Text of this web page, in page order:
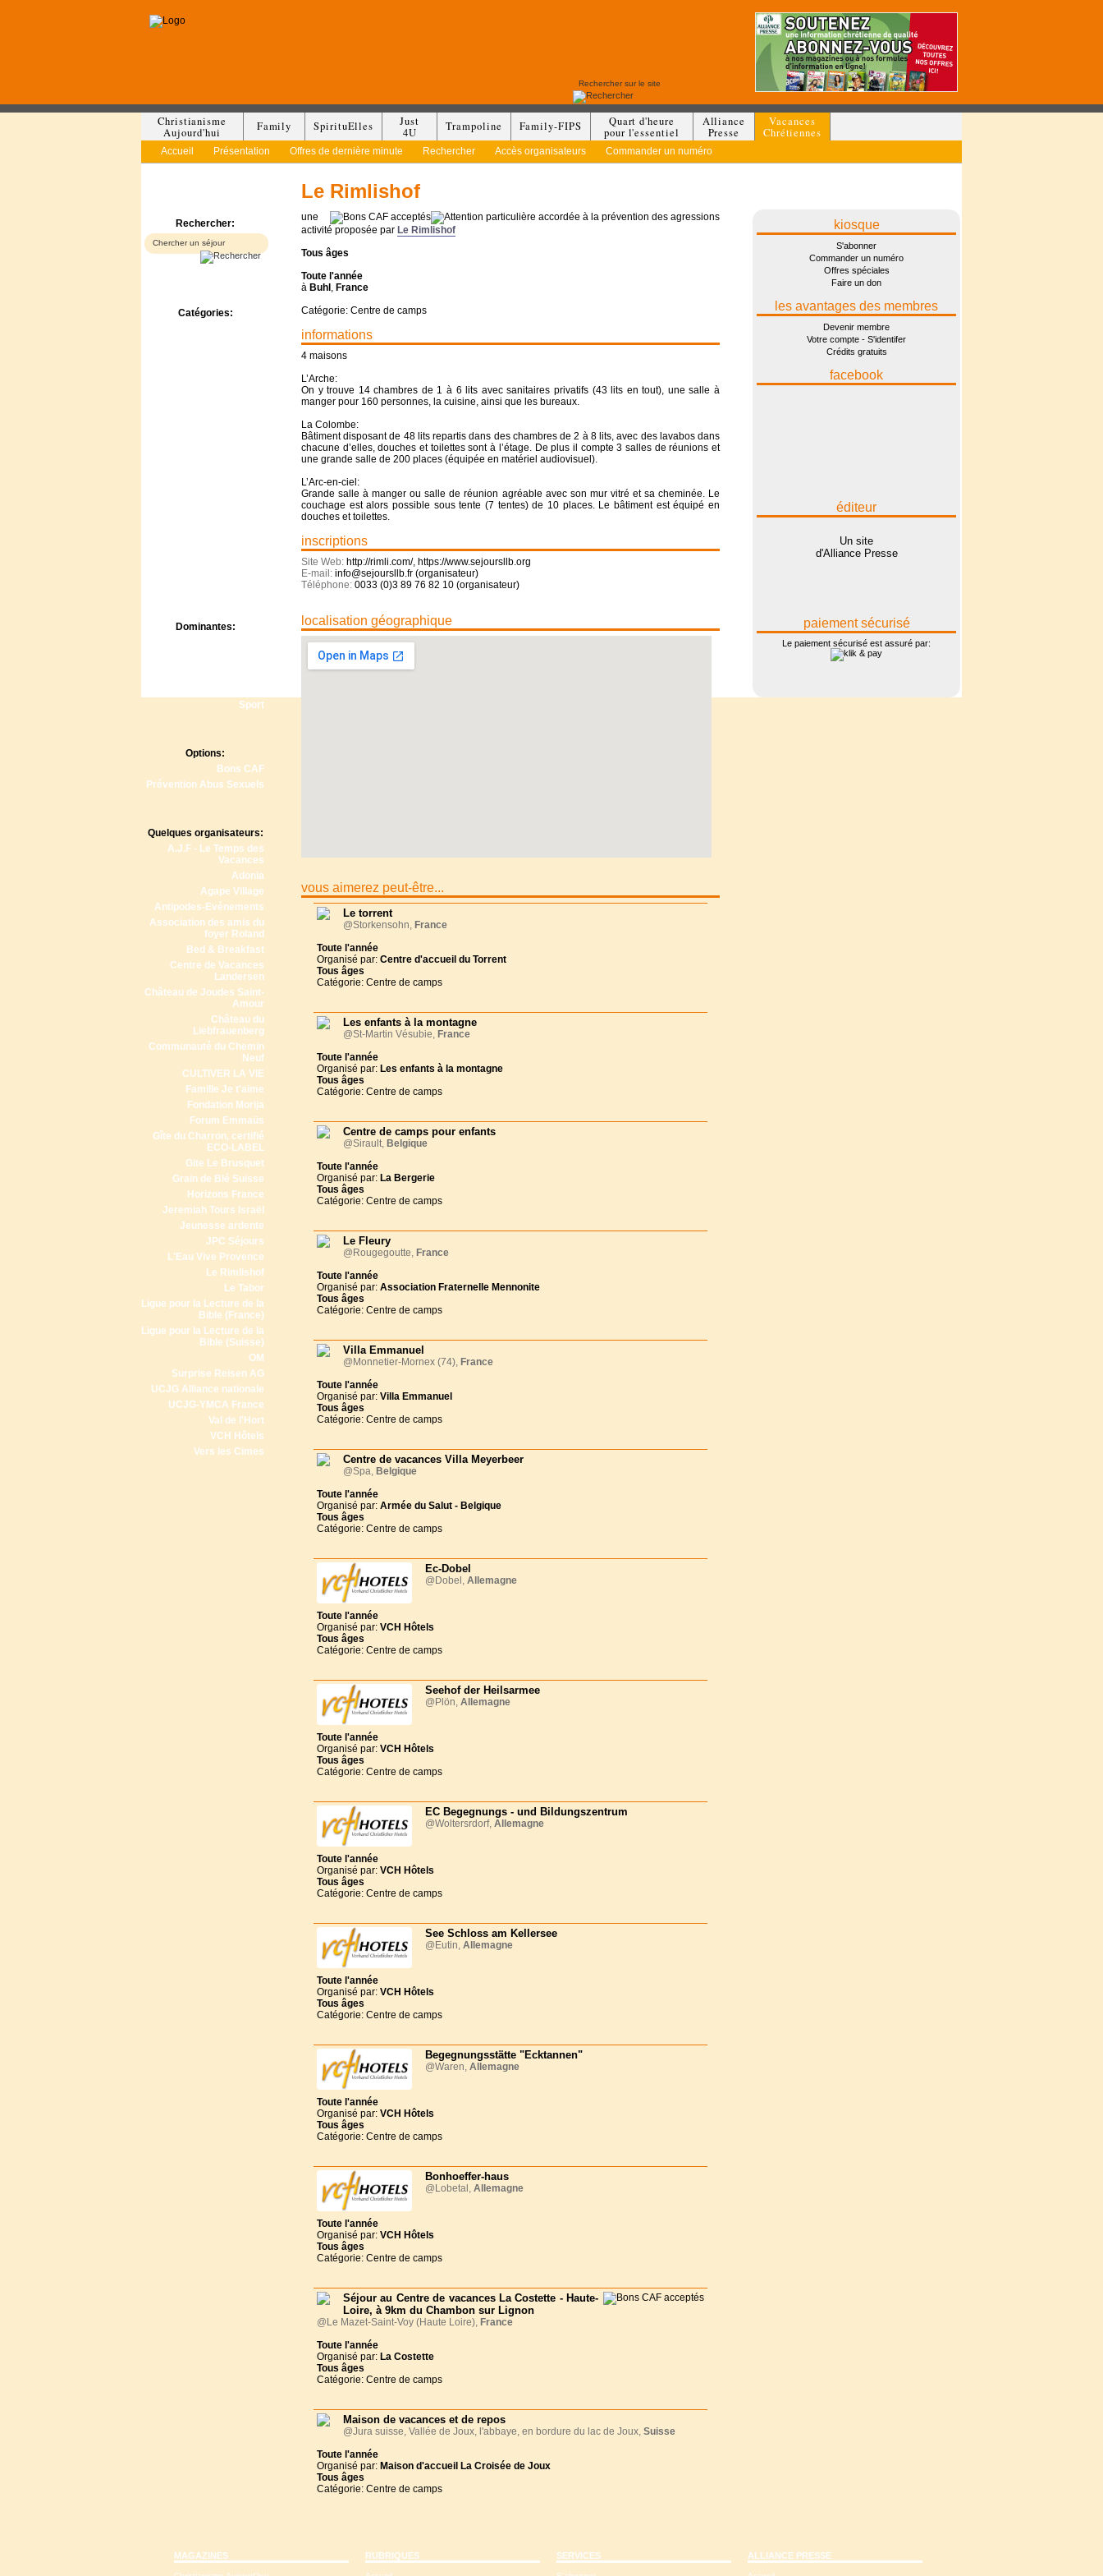
Christianisme
Aujourd'hui
Family SpirituElles
Just
4U
Trampoline Family-FIPS
Quart d'heure
pour l'essentiel
Alliance
Presse
Vacances
Chrétiennes
Accueil Présentation Offres de dernière minute Rechercher Accès organisateurs Commander un numéro
Rechercher:
Catégories:
Dominantes:
Sport
Options:
Bons CAF
Prévention Abus Sexuels
Quelques organisateurs:
A.J.F - Le Temps des
Vacances
Adonia
Agape Village
Antipodes-Evénements
Association des amis du
foyer Roland
Bed & Breakfast
Centre de Vacances
Landersen
Château de Joudes Saint-
Amour
Château du
Liebfrauenberg
Communauté du Chemin
Neuf
CULTIVER LA VIE
Famille Je t'aime
Fondation Morija
Forum Emmaüs
Gîte du Charron, certifié
ECO-LABEL
Gite Le Brusquet
Grain de Blé Suisse
Horizons France
Jeremiah Tours Israël
Jeunesse ardente
JPC Séjours
L'Eau Vive Provence
Le Rimlishof
Le Tabor
Ligue pour la Lecture de la
Bible (France)
Ligue pour la Lecture de la
Bible (Suisse)
OM
Surprise Reisen AG
UCJG Alliance nationale
UCJG-YMCA France
Val de l'Hort
VCH Hôtels
Vers les Cimes
Le Rimlishof
une
activité proposée par Le Rimlishof
Tous âges
Toute l'année
à Buhl , France
Catégorie: Centre de camps
informations
4 maisons
L’Arche:
On y trouve 14 chambres de 1 à 6 lits avec sanitaires privatifs (43 lits en tout), une salle à
manger pour 160 personnes, la cuisine, ainsi que les bureaux.
La Colombe:
Bâtiment disposant de 48 lits repartis dans des chambres de 2 à 8 lits, avec des lavabos dans
chacune d’elles, douches et toilettes sont à l’étage. De plus il compte 3 salles de réunions et
une grande salle de 200 places (équipée en matériel audiovisuel).
L’Arc-en-ciel:
Grande salle à manger ou salle de réunion agréable avec son mur vitré et sa cheminée. Le
couchage est alors possible sous tente (7 tentes) de 10 places. Le bâtiment est équipé en
douches et toilettes.
inscriptions
Site Web: http://rimli.com/, https://www.sejoursllb.org
E-mail: info@sejoursllb.fr (organisateur)
Téléphone: 0033 (0)3 89 76 82 10 (organisateur)
localisation géographique
vous aimerez peut-être...
Le torrent
@Storkensohn, France
Toute l'année
Organisé par: Centre d'accueil du Torrent
Tous âges
Catégorie: Centre de camps
Les enfants à la montagne
@St-Martin Vésubie, France
Toute l'année
Organisé par: Les enfants à la montagne
Tous âges
Catégorie: Centre de camps
Centre de camps pour enfants
@Sirault, Belgique
Toute l'année
Organisé par: La Bergerie
Tous âges
Catégorie: Centre de camps
Le Fleury
@Rougegoutte, France
Toute l'année
Organisé par: Association Fraternelle Mennonite
Tous âges
Catégorie: Centre de camps
Villa Emmanuel
@Monnetier-Mornex (74), France
Toute l'année
Organisé par: Villa Emmanuel
Tous âges
Catégorie: Centre de camps
Centre de vacances Villa Meyerbeer
@Spa, Belgique
Toute l'année
Organisé par: Armée du Salut - Belgique
Tous âges
Catégorie: Centre de camps
Ec-Dobel
@Dobel,Allemagne
Toute l'année
Organisé par: VCH Hôtels
Tous âges
Catégorie: Centre de camps
Seehof der Heilsarmee
@Plön,Allemagne
Toute l'année
Organisé par: VCH Hôtels
Tous âges
Catégorie: Centre de camps
EC Begegnungs - und Bildungszentrum
@Woltersrdorf,Allemagne
Toute l'année
Organisé par: VCH Hôtels
Tous âges
Catégorie: Centre de camps
See Schloss am Kellersee
@Eutin,Allemagne
Toute l'année
Organisé par: VCH Hôtels
Tous âges
Catégorie: Centre de camps
Begegnungsstätte "Ecktannen"
@Waren,Allemagne
Toute l'année
Organisé par: VCH Hôtels
Tous âges
Catégorie: Centre de camps
Bonhoeffer-haus
@Lobetal,Allemagne
Toute l'année
Organisé par: VCH Hôtels
Tous âges
Catégorie: Centre de camps
Séjour au Centre de vacances La Costette - Haute-
Loire, à 9km du Chambon sur Lignon
@Le Mazet-Saint-Voy (Haute Loire), France
Toute l'année
Organisé par: La Costette
Tous âges
Catégorie: Centre de camps
Maison de vacances et de repos
@Jura suisse, Vallée de Joux, l'abbaye, en bordure du lac de Joux, Suisse
Toute l'année
Organisé par: Maison d'accueil La Croisée de Joux
Tous âges
Catégorie: Centre de camps
kiosque
S'abonner
Commander un numéro
Offres spéciales
Faire un don
les avantages des membres
Devenir membre
Votre compte - S'identifer
Crédits gratuits
facebook
éditeur
Un site
d'Alliance Presse
paiement sécurisé
Le paiement sécurisé est assuré par:
MAGAZINES RUBRIQUES SERVICES ALLIANCE PRESSE